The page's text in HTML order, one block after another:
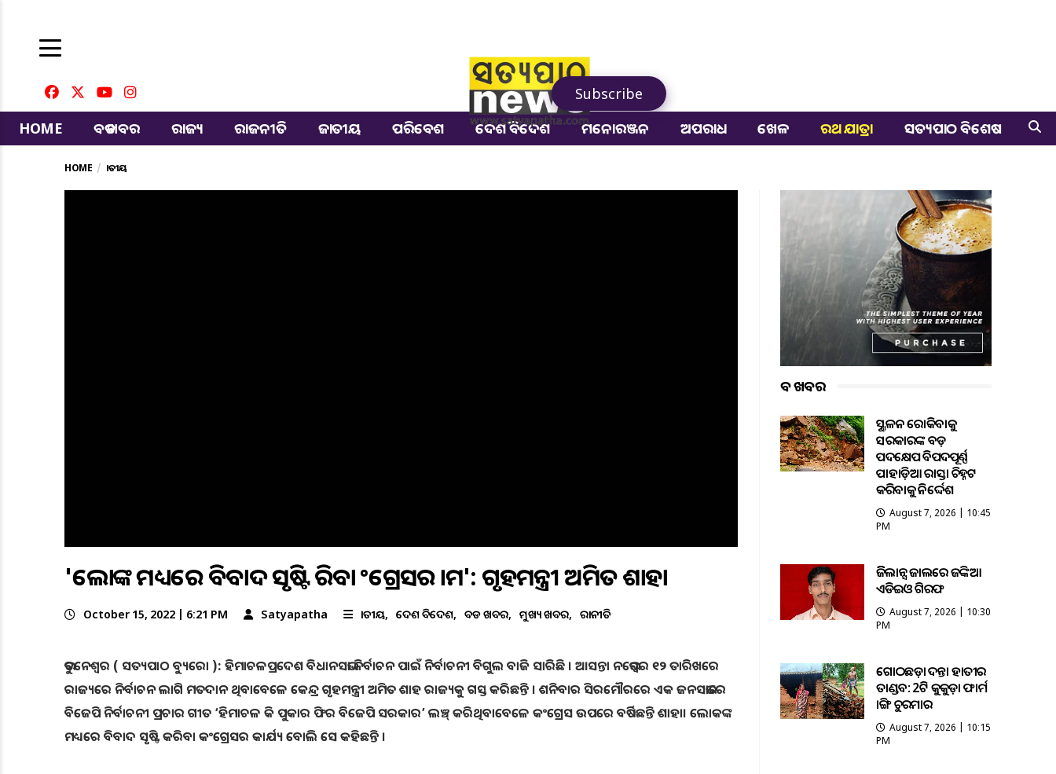
Subscribe
HOME
ବଡ ଖବର ରାଜ୍ୟ ରାଜନୀତି ଜାତୀୟ ପରିବେଶ ଦେଶ ବିଦେଶ ମନୋରଞ୍ଜନ ଅପରାଧ ଖେଳ ରଥ ଯାତ୍ରା ସତ୍ୟପାଠ ବିଶେଷ
HOME ଜାତୀୟ
'ଲୋକଙ୍କ ମଧ୍ୟରେ ବିବାଦ ସୃଷ୍ଟି କରିବା କଂଗ୍ରେସର କାମ': ଗୃହମନ୍ତ୍ରୀ ଅମିତ ଶାହା
October 15, 2022 | 6:21 PM Satyapatha ଜାତୀୟ ଦେଶ ବିଦେଶ ବଡ ଖବର ମୁଖ୍ୟ ଖବର ରାଜନୀତି
ଭୁବନେଶ୍ୱର ( ସତ୍ୟପାଠ ବ୍ୟୁରୋ ): ହିମାଚଳପ୍ରଦେଶ ବିଧାନସଭା ନିର୍ବାଚନ ପାଇଁ ନିର୍ବାଚନୀ ବିଗୁଲ ବାଜି ସାରିଛି । ଆସନ୍ତା ନଭେମ୍ବର ୧୨ ତାରିଖରେ
ରାଜ୍ୟରେ ନିର୍ବାଚନ ଲାଗି ମତଦାନ ଥିବାବେଳେ କେନ୍ଦ୍ର ଗୃହମନ୍ତ୍ରୀ ଅମିତ ଶାହ ରାଜ୍ୟକୁ ଗସ୍ତ କରିଛନ୍ତି । ଶନିବାର ସିରମୌରରେ ଏକ ଜନସଭାରେ
ବିଜେପି ନିର୍ବାଚନୀ ପ୍ରଚାର ଗୀତ ‘ହିମାଚଳ କି ପୁକାର ଫିର ବିଜେପି ସରକାର’ ଲଞ୍ଚ୍‌ କରିଥିବାବେଳେ କଂଗ୍ରେସ ଉପରେ ବର୍ଷିଛନ୍ତି ଶାହା। ଲୋକଙ୍କ
ମଧ୍ୟରେ ବିବାଦ ସୃଷ୍ଟି କରିବା କଂଗ୍ରେସର କାର୍ଯ୍ୟ ବୋଲି ସେ କହିଛନ୍ତି ।
ବଡ ଖବର
ଭୂସ୍ଖଳନ ରୋକିବାକୁ
ସରକାରଙ୍କ ବଡ଼
ପଦକ୍ଷେପ ବିପଦପୂର୍ଣ୍ଣ
ପାହାଡ଼ିଆ ରାସ୍ତା ଚିହ୍ନଟ
କରିବାକୁ ନିର୍ଦ୍ଦେଶ
August 7, 2026 | 10:45
PM
ଭିଜିଲାନ୍ସ ଜାଲରେ ଜଙ୍କିଆ
ଏଡିଇଓ ଗିରଫ
August 7, 2026 | 10:30
PM
ଗୋଠଛଡ଼ା ଦନ୍ତା ହାତୀର
ତାଣ୍ଡବ: 2ଟି କୁକୁଡ଼ା ଫାର୍ମ
ଭାଙ୍ଗି ଚୁରମାର
August 7, 2026 | 10:15
PM